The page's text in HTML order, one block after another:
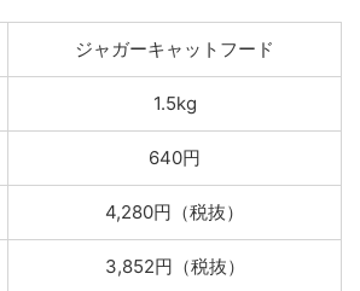
ジャガーキャットフード
1.5kg
640円
4,280円（税抜）
3,852円（税抜）